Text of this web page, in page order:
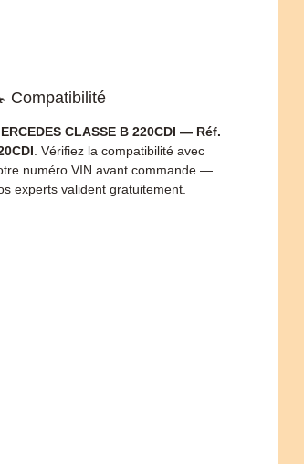
Compatibilité
CLASSE B 220CDI — Réf.
. Vérifiez la compatibilité avec
numéro VIN avant commande —
experts valident gratuitement.